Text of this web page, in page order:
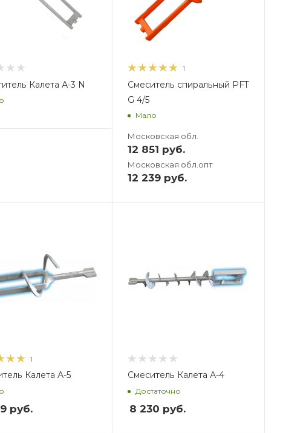
Калета А-3 N
1
Смеситель спиральный PFT
G 4/5
Мало
Московская обл.
12 851 руб.
Московская обл.опт
12 239руб.
1
Калета А-5
руб.
Смеситель Калета А-4
Достаточно
8 230 руб.